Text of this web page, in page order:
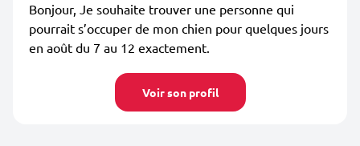
Bonjour, Je souhaite trouver une personne qui
pourrait s’occuper de mon chien pour quelques jours
en août du 7 au 12 exactement.
Voir son profil